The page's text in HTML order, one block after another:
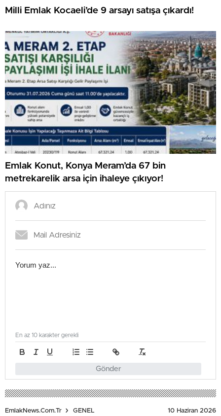
Milli Emlak Kocaeli’de 9 arsayı satışa çıkardı!
Emlak Konut, Konya Meram’da 67 bin
metrekarelik arsa için ihaleye çıkıyor!
Gönder
En az 10 karakter gerekli
EmlakNews.com.tr GENEL 10 Haziran 2026